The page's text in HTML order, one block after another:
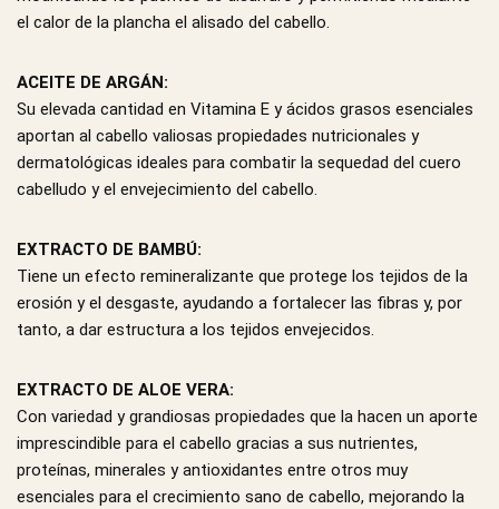
el calor de la plancha el alisado del cabello.
ACEITE DE ARGÁN:
Su elevada cantidad en Vitamina E y ácidos grasos esenciales
aportan al cabello valiosas propiedades nutricionales y
dermatológicas ideales para combatir la sequedad del cuero
cabelludo y el envejecimiento del cabello.
EXTRACTO DE BAMBÚ:
Tiene un efecto remineralizante que protege los tejidos de la
erosión y el desgaste, ayudando a fortalecer las fibras y, por
tanto, a dar estructura a los tejidos envejecidos.
EXTRACTO DE ALOE VERA:
Con variedad y grandiosas propiedades que la hacen un aporte
imprescindible para el cabello gracias a sus nutrientes,
proteínas, minerales y antioxidantes entre otros muy
esenciales para el crecimiento sano de cabello, mejorando la